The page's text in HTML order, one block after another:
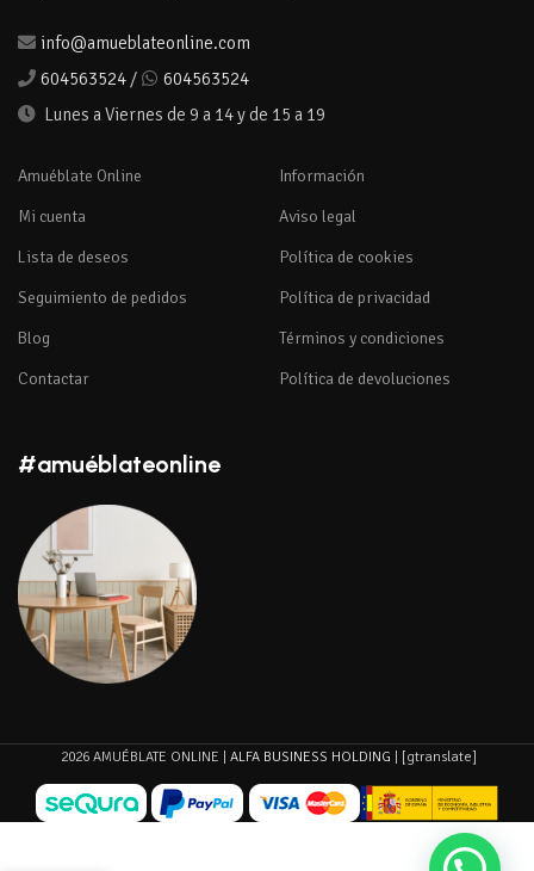
info@amueblateonline.com
604563524 /
604563524
Lunes a Viernes de 9 a 14 y de 15 a 19
Amuéblate Online
Mi cuenta
Lista de deseos
Seguimiento de pedidos
Blog
Contactar
Información
Aviso legal
Política de cookies
Política de privacidad
Términos y condiciones
Política de devoluciones
#amuéblateonline
2026 AMUÉBLATE ONLINE | ALFA BUSINESS HOLDING | [gtranslate]